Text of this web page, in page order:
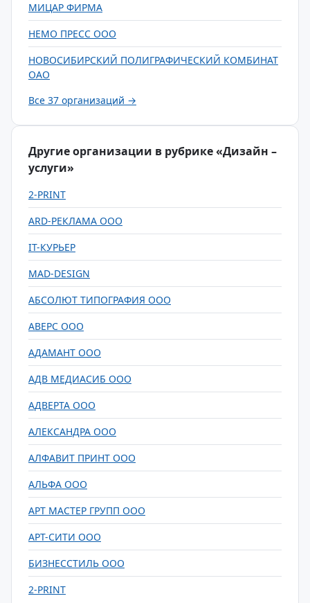
МИЦАР ФИРМА
НЕМО ПРЕСС ООО
НОВОСИБИРСКИЙ ПОЛИГРАФИЧЕСКИЙ КОМБИНАТ
ОАО
Все 37 организаций →
Другие организации в рубрике «Дизайн –
услуги»
2-PRINT
ARD-РЕКЛАМА ООО
IT-КУРЬЕР
MAD-DESIGN
АБСОЛЮТ ТИПОГРАФИЯ ООО
АВЕРС ООО
АДАМАНТ ООО
АДВ МЕДИАСИБ ООО
АДВЕРТА ООО
АЛЕКСАНДРА ООО
АЛФАВИТ ПРИНТ ООО
АЛЬФА ООО
АРТ МАСТЕР ГРУПП ООО
АРТ-СИТИ ООО
БИЗНЕССТИЛЬ ООО
2-PRINT